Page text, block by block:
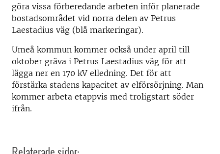
göra vissa förberedande arbeten inför planerade
bostadsområdet vid norra delen av Petrus
Laestadius väg (blå markeringar).
Umeå kommun kommer också under april till
oktober gräva i Petrus Laestadius väg för att
lägga ner en 170 kV elledning. Det för att
förstärka stadens kapacitet av elförsörjning. Man
kommer arbeta etappvis med troligstart söder
ifrån.